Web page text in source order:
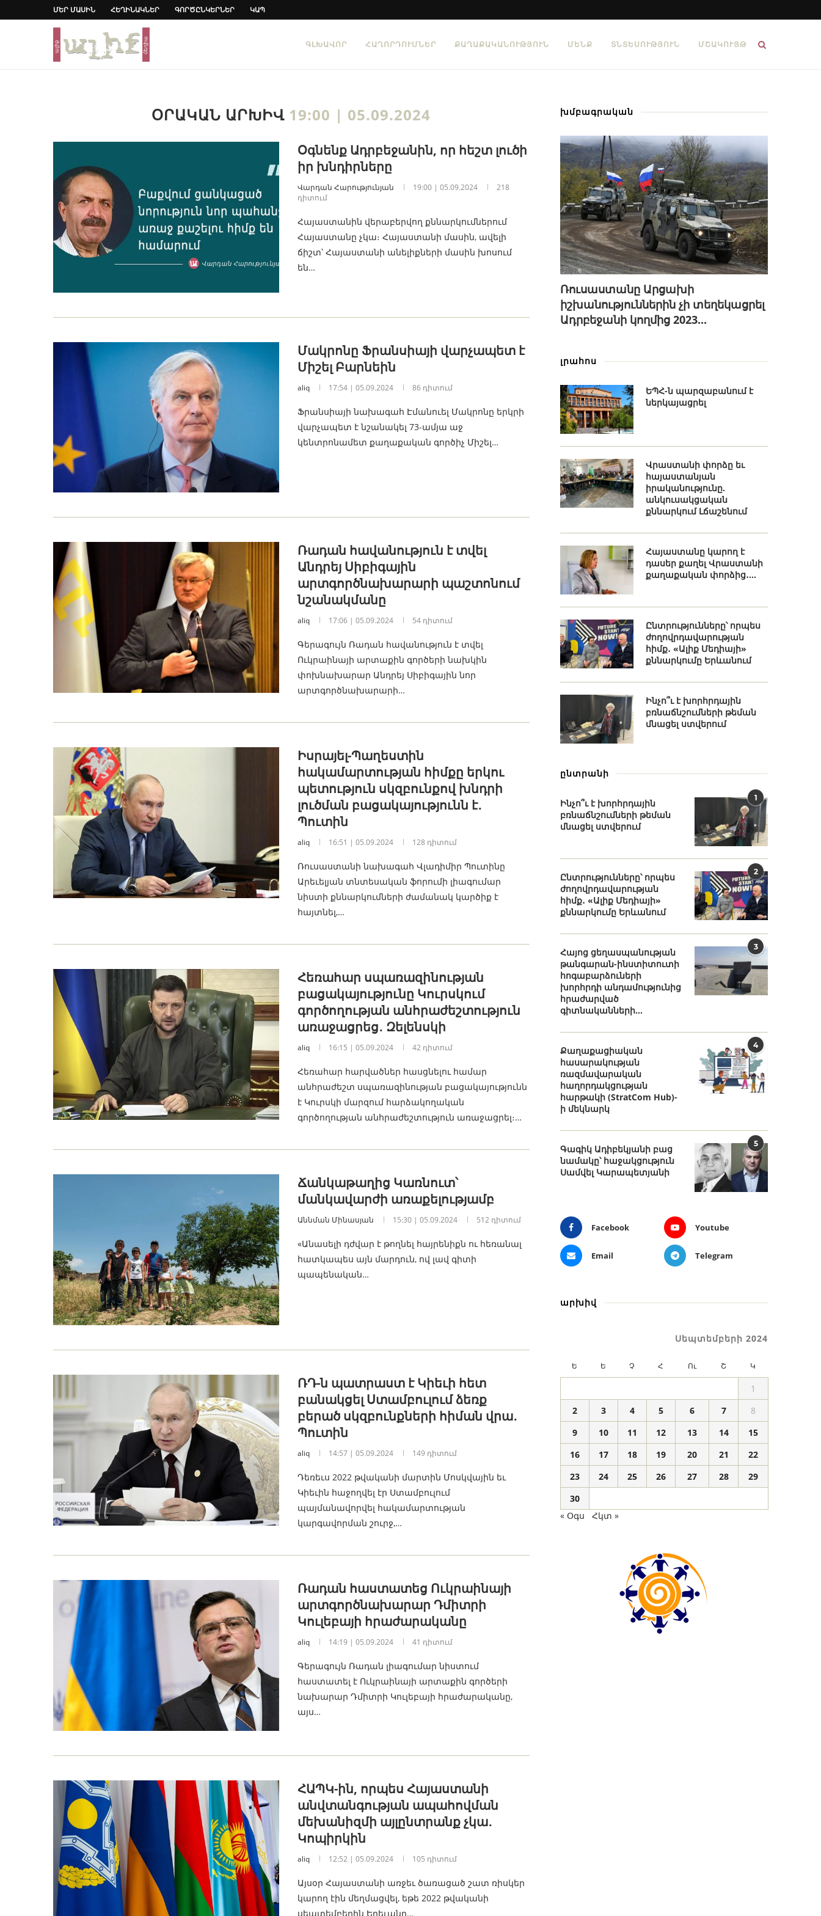
ՄԵՐ ՄԱՍԻՆ ՀԵՂԻՆԱԿՆԵՐ ԳՈՐԾԸՆԿԵՐՆԵՐ ԿԱՊ
ԳԼԽԱՎՈՐ ՀԱՂՈՐԴՈՒՄՆԵՐ ՔԱՂԱՔԱԿԱՆՈՒԹՅՈՒՆ ՄԵՆՔ ՏՆՏԵՍՈՒԹՅՈՒՆ ՄՇԱԿՈՒՅԹ
ՕՐԱԿԱՆ ԱՐԽԻՎ 19:00 | 05.09.2024
Օգնենք Ադրբեջանին, որ հեշտ լուծի
իր խնդիրները
Վարդան Հարությունյան 19:00 | 05.09.2024
218
դիտում
Հայաստանին վերաբերվող քննարկումներում
Հայաստանը չկա։ Հայաստանի մասին, ավելի
ճիշտ՝ Հայաստանի անելիքների մասին խոսում
են…
Մակրոնը Ֆրանսիայի վարչապետ է
Միշել Բարնեին
aliq 17:54 | 05.09.2024 86 դիտում
Ֆրանսիայի նախագահ Էմանուել Մակրոնը երկրի
վարչապետ է նշանակել 73-ամյա աջ
կենտրոնամետ քաղաքական գործիչ Միշել…
Ռադան հավանություն է տվել
Անդրեյ Սիբիգային
արտգործնախարարի պաշտոնում
նշանակմանը
aliq 17:06 | 05.09.2024 54 դիտում
Գերագույն Ռադան հավանություն է տվել
Ուկրաինայի արտաքին գործերի նախկին
փոխնախարար Անդրեյ Սիբիգային նոր
արտգործնախարարի…
Իսրայել-Պաղեստին
հակամարտության հիմքը երկու
պետություն սկզբունքով խնդրի
լուծման բացակայությունն է․
Պուտին
aliq 16:51 | 05.09.2024 128 դիտում
Ռուսաստանի նախագահ Վլադիմիր Պուտինը
Արեւելյան տնտեսական ֆորումի լիագումար
նիստի քննարկումների ժամանակ կարծիք է
հայտնել,…
Հեռահար սպառազինության
բացակայությունը Կուրսկում
գործողության անհրաժեշտություն
առաջացրեց․ Զելենսկի
aliq 16:15 | 05.09.2024 42 դիտում
Հեռահար հարվածներ հասցնելու համար
անհրաժեշտ սպառազինության բացակայությունն
է Կուրսկի մարզում հարձակողական
գործողության անհրաժեշտություն առաջացրել։…
Ճանկաթաղից Կառնուտ՝
մանկավարժի առաքելությամբ
Աննման Մինասյան 15:30 | 05.09.2024 512 դիտում
«Անասելի դժվար է թողնել հայրենիքն ու հեռանալ
հատկապես այն մարդուն, ով լավ գիտի
պապենական…
ՌԴ-ն պատրաստ է Կիեւի հետ
բանակցել Ստամբուլում ձեռք
բերած սկզբունքների հիման վրա․
Պուտին
aliq 14:57 | 05.09.2024 149 դիտում
Դեռեւս 2022 թվականի մարտին Մոսկվային եւ
Կիեւին հաջողվել էր Ստամբուլում
պայմանավորվել հակամարտության
կարգավորման շուրջ,…
Ռադան հաստատեց Ուկրաինայի
արտգործնախարար Դմիտրի
Կուլեբայի հրաժարականը
aliq 14:19 | 05.09.2024 41 դիտում
Գերագույն Ռադան լիագումար նիստում
հաստատել է Ուկրաինայի արտաքին գործերի
նախարար Դմիտրի Կուլեբայի հրաժարականը,
այս…
ՀԱՊԿ-ին, որպես Հայաստանի
անվտանգության ապահովման
մեխանիզմի այլընտրանք չկա․
Կոպիրկին
aliq 12:52 | 05.09.2024 105 դիտում
Այսօր Հայաստանի առջեւ ծառացած շատ ռիսկեր
կարող էին մեղմացվել, եթե 2022 թվականի
սեպտեմբերին Երեւանը…
խմբագրական
Ռուսաստանը Արցախի
իշխանություններին չի տեղեկացրել
Ադրբեջանի կողմից 2023...
լրահոս
ԵՊՀ-ն պարզաբանում է
ներկայացրել
Վրաստանի փորձը եւ
հայաստանյան
իրականությունը.
անկուսակցական
քննարկում Լճաշենում
Հայաստանը կարող է
դասեր քաղել Վրաստանի
քաղաքական փորձից․...
Ընտրությունները՝ որպես
ժողովրդավարության
հիմք․ «Ալիք Մեդիայի»
քննարկումը Երևանում
Ինչո՞ւ է խորհրդային
բռնաճնշումների թեման
մնացել ստվերում
ընտրանի
1
Ինչո՞ւ է խորհրդային
բռնաճնշումների թեման
մնացել ստվերում
2
Ընտրությունները՝ որպես
ժողովրդավարության
հիմք․ «Ալիք Մեդիայի»
քննարկումը Երևանում
3
Հայոց ցեղասպանության
թանգարան-ինստիտուտի
հոգաբարձուների
խորհրդի անդամությունից
հրաժարված
գիտնականների...
4
Քաղաքացիական
հասարակության
ռազմավարական
հաղորդակցության
հարթակի (StratCom Hub)-
ի մեկնարկ
5
Գագիկ Ադիբեկյանի բաց
նամակը՝ հաջակցություն
Սամվել Կարապետյանի
Facebook Youtube
Email Telegram
արխիվ
Սեպտեմբերի 2024
Ե Ե Չ Հ Ու Շ Կ
1
2
3 4 5 6 7
8
9
10 11 12 13 14
15
16
17 18 19 20 21
22
23
24 25 26 27 28
29
30
« Օգս
Հկտ »